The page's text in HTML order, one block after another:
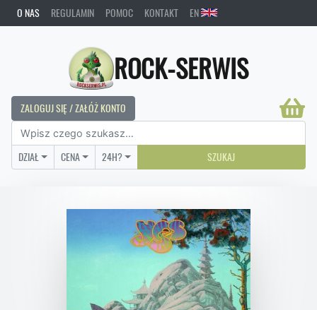
O NAS REGULAMIN POMOC KONTAKT EN
ROCK-SERWIS
ZALOGUJ SIĘ / ZAŁÓŻ KONTO
DZIAŁ CENA 24H? SZUKAJ